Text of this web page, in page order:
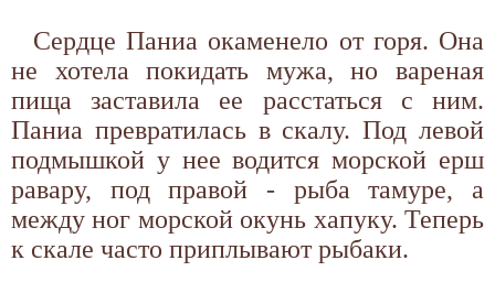
Сердце Паниа окаменело от горя. Она
не хотела покидать мужа, но вареная
пища заставила ее расстаться с ним.
Паниа превратилась в скалу. Под левой
подмышкой у нее водится морской ерш
равару, под правой - рыба тамуре, а
между ног морской окунь хапуку. Теперь
к скале часто приплывают рыбаки.